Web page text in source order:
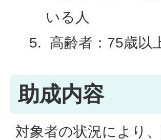
いる人
高齢者：75歳以
助成内容
対象者の状況により